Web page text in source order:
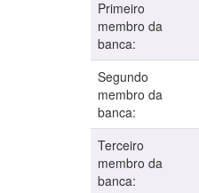
Primeiro
membro da
banca:
Segundo
membro da
banca:
Terceiro
membro da
banca: